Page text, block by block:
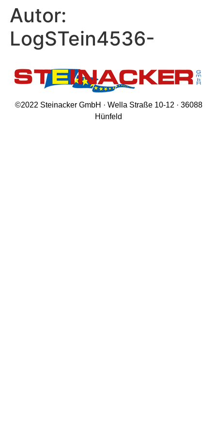
Autor:
LogSTein4536-
©2022 Steinacker GmbH · Wella Straße 10-12 · 36088
Hünfeld